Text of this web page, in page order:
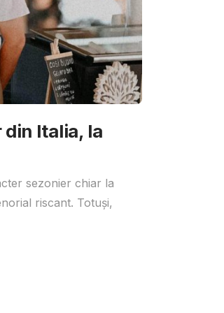
Italia, la
sezonier chiar la
riscant. Totuși,